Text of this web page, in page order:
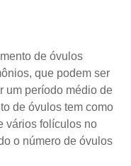
de óvulos
que podem ser
um período médio de
de óvulos tem como
vários folículos no
o número de óvulos